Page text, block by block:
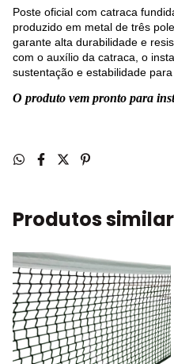
Poste oficial com catraca
produzido em metal de três
garante alta durabilidade e
com o auxílio da catraca, o
sustentação e estabilidade
O produto vem pronto para
Produtos